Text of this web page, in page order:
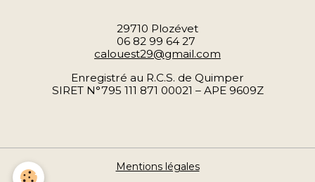
29710 Plozévet
06 82 99 64 27
calouest29@gmail.com
Enregistré au R.C.S. de Quimper
SIRET N°795 111 871 00021 – APE 9609Z
Mentions légales